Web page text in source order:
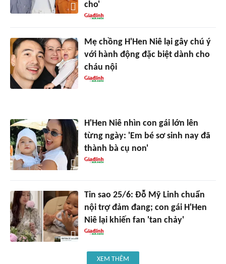
cho'
Mẹ chồng H'Hen Niê lại gây chú ý
với hành động đặc biệt dành cho
cháu nội
H'Hen Niê nhìn con gái lớn lên
từng ngày: 'Em bé sơ sinh nay đã
thành bà cụ non'
Tin sao 25/6: Đỗ Mỹ Linh chuẩn
nội trợ đảm đang; con gái H'Hen
Niê lại khiến fan 'tan chảy'
XEM THÊM